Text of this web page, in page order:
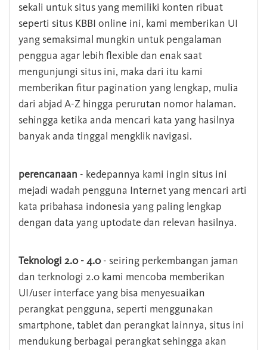
sekali untuk situs yang memiliki konten ribuat
seperti situs KBBI online ini, kami memberikan UI
yang semaksimal mungkin untuk pengalaman
penggua agar lebih flexible dan enak saat
mengunjungi situs ini, maka dari itu kami
memberikan fitur pagination yang lengkap, mulia
dari abjad A-Z hingga perurutan nomor halaman.
sehingga ketika anda mencari kata yang hasilnya
banyak anda tinggal mengklik navigasi.
perencanaan - kedepannya kami ingin situs ini
mejadi wadah pengguna Internet yang mencari arti
kata pribahasa indonesia yang paling lengkap
dengan data yang uptodate dan relevan hasilnya.
Teknologi 2.0 - 4.0- seiring perkembangan jaman
dan terknologi 2.0 kami mencoba memberikan
UI/user interface yang bisa menyesuaikan
perangkat pengguna, seperti menggunakan
smartphone, tablet dan perangkat lainnya, situs ini
mendukung berbagai perangkat sehingga akan